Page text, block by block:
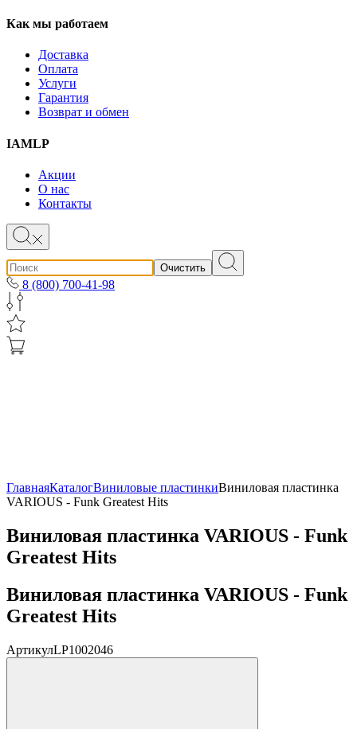
Как мы работаем
Доставка
Оплата
Услуги
Гарантия
Возврат и обмен
IAMLP
Акции
О нас
Контакты
Очистить
8 (800) 700-41-98
ГлавнаяКаталогВиниловые пластинкиВиниловая пластинка
VARIOUS - Funk Greatest Hits
Виниловая пластинка VARIOUS - Funk
Greatest Hits
Виниловая пластинка VARIOUS - Funk
Greatest Hits
АртикулLP1002046